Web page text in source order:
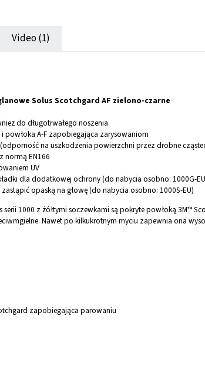
Video (1)
Solus Scotchgard AF zielono-czarne
do długotrwałego noszenia
powłoka A-F zapobiegająca zarysowaniom
na uszkodzenia powierzchni przez drobne
normą EN166
UV
dla dodatkowej ochrony (do nabycia osobno: 1000G-
opaską na głowę (do nabycia osobno: 1000S-EU)
1000 z żółtymi soczewkami są pokryte powłoką 3M™
Nawet po kilkukrotnym myciu zapewnia ona
zapobiegająca parowaniu